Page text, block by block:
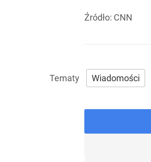
Źródło: CNN
Wiadomości